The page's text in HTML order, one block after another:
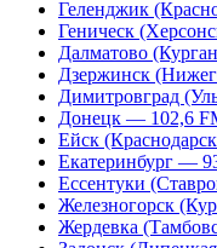
Геленджик
Геническ
Далматово
Дзержинск
Димитровград
Донецк — 102,6
Ейск
Екатеринбург —
Ессентуки
Железногорск
Жердевка